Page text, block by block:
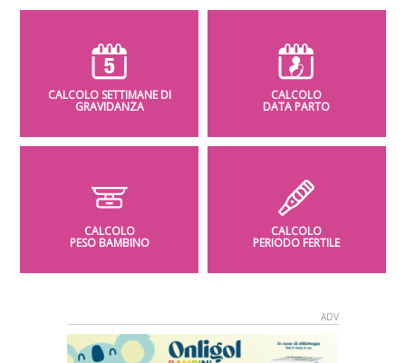
CALCOLO SETTIMANE DI
GRAVIDANZA
CALCOLO
DATA PARTO
CALCOLO
PESO BAMBINO
CALCOLO
PERIODO FERTILE